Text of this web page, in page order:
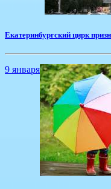
Екатеринбургский цирк
9 января